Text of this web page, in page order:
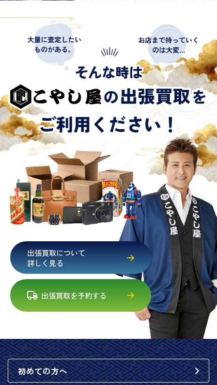
出張買取について
詳しく見る
出張買取を予約する
初めての方へ